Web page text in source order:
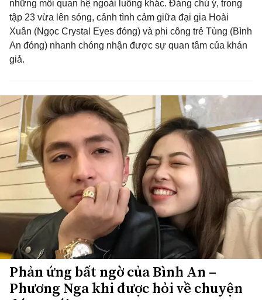
những mối quan hệ ngoài luồng khác. Đáng chú ý, trong
tập 23 vừa lên sóng, cảnh tình cảm giữa đại gia Hoài
Xuân (Ngọc Crystal Eyes đóng) và phi công trẻ Tùng (Bình
An đóng) nhanh chóng nhận được sự quan tâm của khán
giả.
Phản ứng bất ngờ của Bình An –
Phương Nga khi được hỏi về chuyện